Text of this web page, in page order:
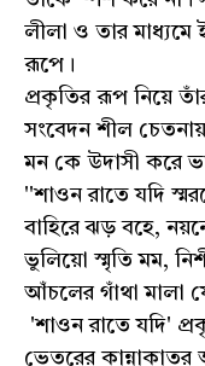
লীলা ও তার
রূপে।
প্রকৃতির রূপ নিয়ে
সংবেদন শীল
মন কে উদাসী করে
''শাওন রাতে যদি
বাহিরে ঝড় বহে,
ভুলিয়ো স্মৃতি মম,
আঁচলের গাঁথা মালা
'শাওন রাতে যদি'
ভেতরের